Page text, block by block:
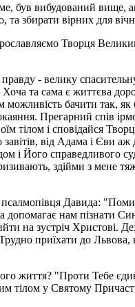
був вибудований вище,
збирати вірних для
Творця
- велику
та сама є життєва
можливість бачити так,
Пре­гарний спів
тілом і сповідайся
від Адама і Єви
і Його справедливого
здійми з мене
псалмопівця Давида:
допомагає нам пізнати
на зустріч Хрис­тові.
приїхати до
життя? "Проти Тебе
тілом у Святому